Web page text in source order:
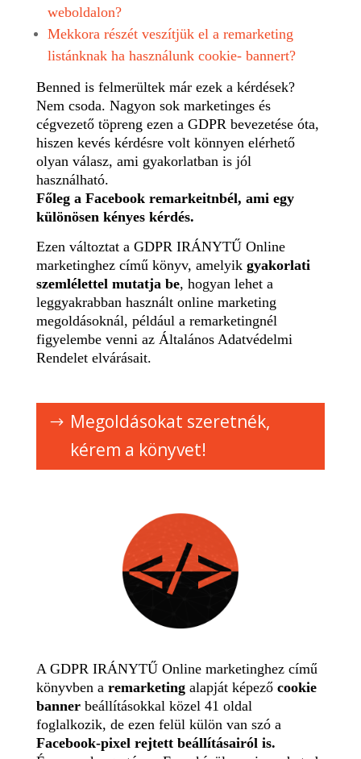
weboldalon?
Mekkora részét veszítjük el a remarketing
listánknak ha használunk cookie- bannert?
Benned is felmerültek már ezek a kérdések?
Nem csoda. Nagyon sok marketinges és
cégvezető töpreng ezen a GDPR bevezetése óta,
hiszen kevés kérdésre volt könnyen elérhető
olyan válasz, ami gyakorlatban is jól
használható.
Főleg a Facebook remarkeitnbél, ami egy
különösen kényes kérdés.
Ezen változtat a GDPR IRÁNYTŰ Online
marketinghez című könyv, amelyik gyakorlati
szemlélettel mutatja be, hogyan lehet a
leggyakrabban használt online marketing
megoldásoknál, például a remarketingnél
figyelembe venni az Általános Adatvédelmi
Rendelet elvárásait.
Megoldásokat szeretnék,
kérem a könyvet!
A GDPR IRÁNYTŰ Online marketinghez című
könyvben a remarketingalapját képező cookie
bannerbeállításokkal közel 41 oldal
foglalkozik, de ezen felül külön van szó a
Facebook-pixel rejtett beállításairól is.